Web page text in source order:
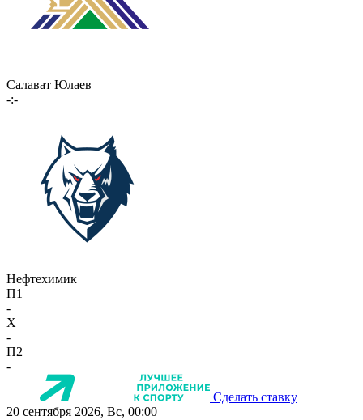
Салават Юлаев
-:-
Нефтехимик
П1
-
X
-
П2
-
Сделать ставку
20 сентября 2026, Вс, 00:00